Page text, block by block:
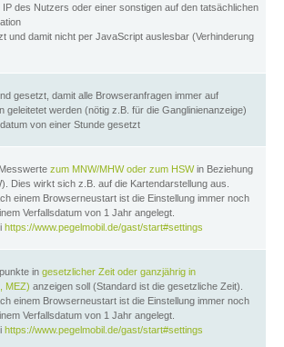
des Nutzers oder einer sonstigen auf den tatsächlichen
und damit nicht per JavaScript auslesbar (Verhinderung
gesetzt, damit alle Browseranfragen immer auf
geleitetet werden (nötig z.B. für die Ganglinienanzeige)
von einer Stunde gesetzt
zum MNW/MHW oder zum HSWin Beziehung
Dies wirkt sich z.B. auf die Kartendarstellung aus.
einem Browserneustart ist die Einstellung immer noch
Verfallsdatum von 1 Jahr angelegt.
https://www.pegelmobil.de/gast/start#settings
in gesetzlicher Zeit oder ganzjährig in
MEZ) anzeigen soll (Standard ist die gesetzliche Zeit).
einem Browserneustart ist die Einstellung immer noch
Verfallsdatum von 1 Jahr angelegt.
https://www.pegelmobil.de/gast/start#settings